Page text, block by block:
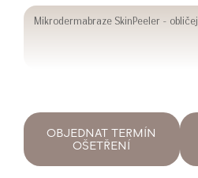
Mikrodermabraze SkinPeeler - obličej
OBJEDNAT TERMÍN
OŠETŘENÍ